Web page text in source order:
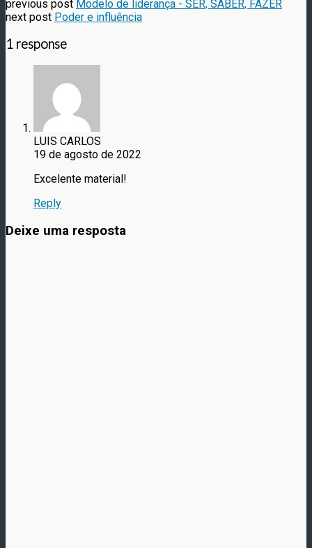
previous post Modelo de liderança - SER, SABER, FAZER
next post Poder e influência
1 response
LUIS CARLOS
19 de agosto de 2022
Excelente material!
Reply
Deixe uma resposta